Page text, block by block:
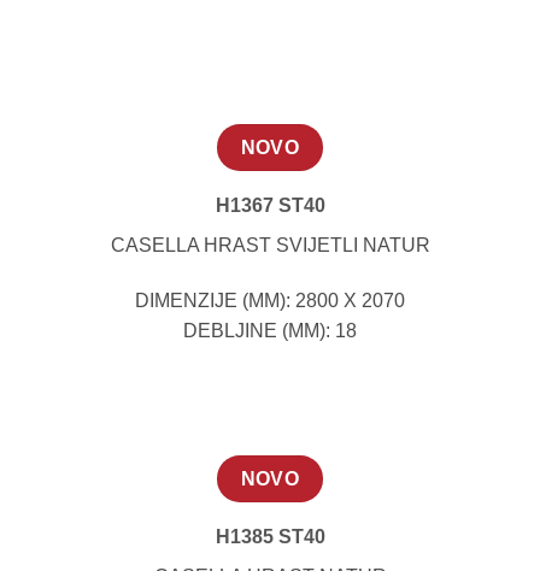
NOVO
H1367 ST40
CASELLA HRAST SVIJETLI NATUR
DIMENZIJE (MM): 2800 X 2070
DEBLJINE (MM): 18
NOVO
H1385 ST40